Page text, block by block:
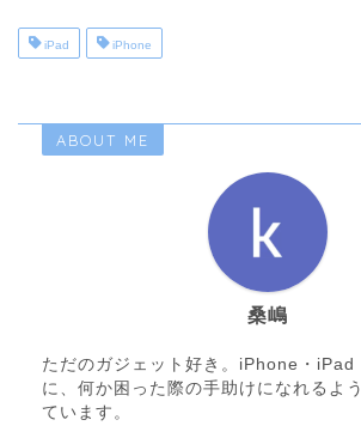
iPad iPhone
ABOUT ME
桑嶋
ただのガジェット好き。iPhone・
に、何か困った際の手助けになれるよ
ています。